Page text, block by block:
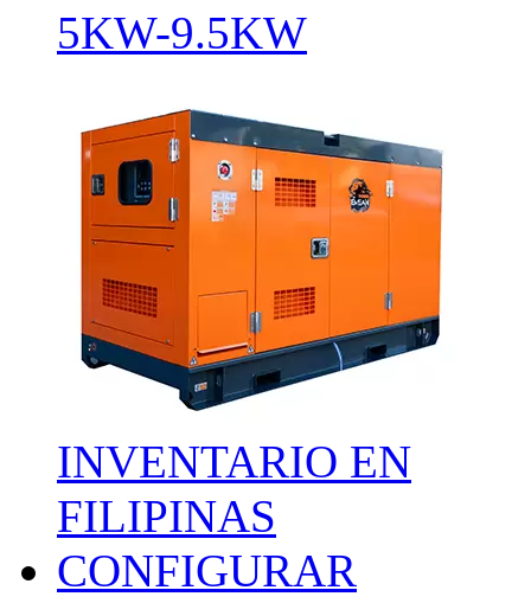
5KW-9.5KW
INVENTARIO EN
FILIPINAS
CONFIGURAR